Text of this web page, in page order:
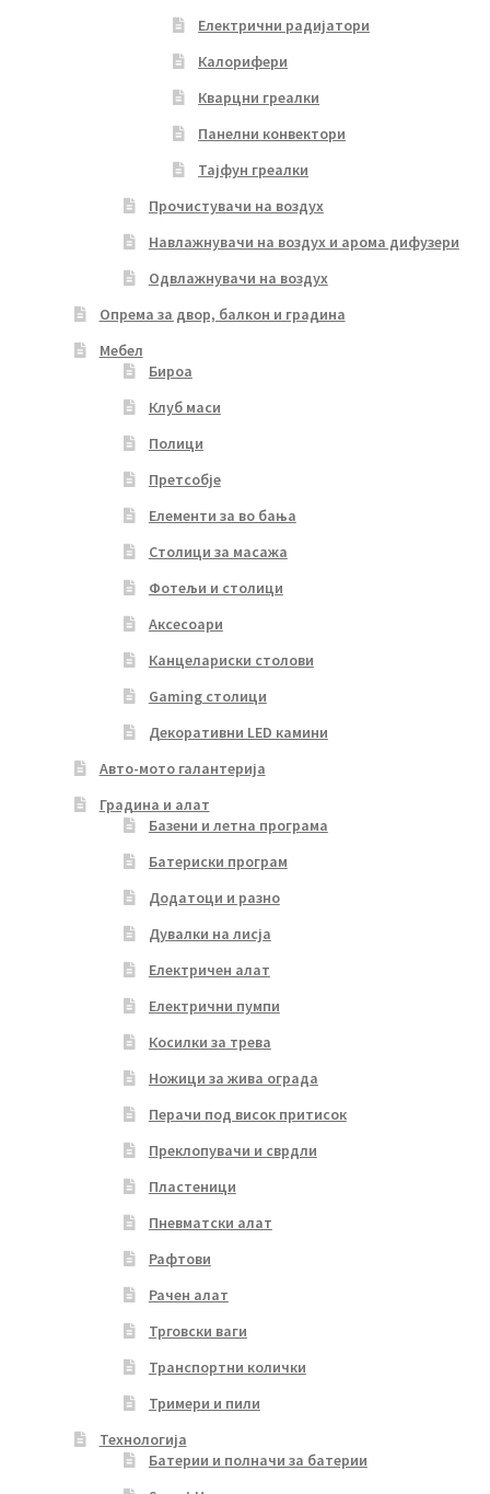
Електрични радијатори
Калорифери
Кварцни греалки
Панелни конвектори
Тајфун греалки
Прочистувачи на воздух
Навлажнувачи на воздух и арома дифузери
Одвлажнувачи на воздух
Опрема за двор, балкон и градина
Мебел
Бироа
Клуб маси
Полици
Претсобје
Елементи за во бања
Столици за масажа
Фотељи и столици
Аксесоари
Канцелариски столови
Gaming столици
Декоративни LED камини
Авто-мото галантерија
Градина и алат
Базени и летна програма
Батериски програм
Додатоци и разно
Дувалки на лисја
Електричен алат
Електрични пумпи
Косилки за трева
Ножици за жива ограда
Перачи под висок притисок
Преклопувачи и сврдли
Пластеници
Пневматски алат
Рафтови
Рачен алат
Трговски ваги
Транспортни колички
Тримери и пили
Технологија
Батерии и полначи за батерии